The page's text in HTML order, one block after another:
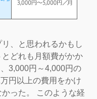
、と思われるかもし
どれも月額費がかか
3,000円～4,000円の
円以上の費用をかけ
った。 このような経